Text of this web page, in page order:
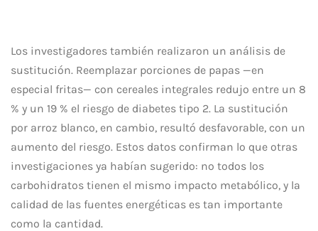
Los investigadores también realizaron un análisis de
sustitución. Reemplazar porciones de papas —en
especial fritas— con cereales integrales redujo entre un 8
% y un 19 % el riesgo de diabetes tipo 2. La sustitución
por arroz blanco, en cambio, resultó desfavorable, con un
aumento del riesgo. Estos datos confirman lo que otras
investigaciones ya habían sugerido: no todos los
carbohidratos tienen el mismo impacto metabólico, y la
calidad de las fuentes energéticas es tan importante
como la cantidad.